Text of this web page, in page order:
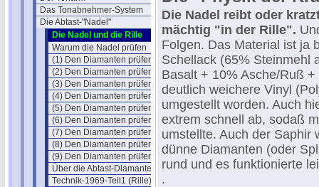
Das Tonabnehmer-System
Die Abtast-"Nadel"
Die Nadel und die Rille
Warum die Nadel prüfen
(1) Den Diamanten prüfen
(2) Den Diamanten prüfen
(3) Den Diamanten prüfen
(4) Den Diamanten prüfen
(5) Den Diamanten prüfen
(6) Den Diamanten prüfen
(7) Den Diamanten prüfen
(8) Den Diamanten prüfen
(9) Den Diamanten prüfen
Über die Abtast-Diamanten
Technik-1969-Teil1 (Rille)
Die Nadel reibt oder
mächtig "in der Rille".
Folgen. Das Material ist ja
Schellack (65% Steinmehl
Basalt + 10% Asche/Ruß
deutlich weichere Vinyl
umgestellt worden. Auch
extrem schnell ab, sodaß
umstellte. Auch der Saphir
dünne Diamanten (oder
rund und es funktionierte
.